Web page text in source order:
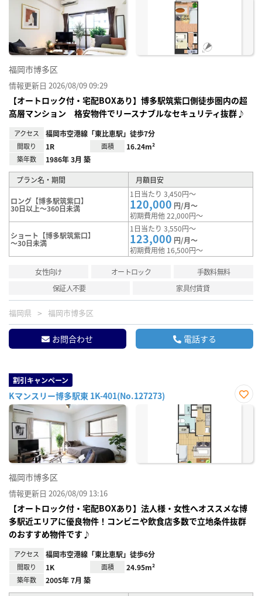
福岡市博多区
情報更新日 2026/08/09 09:29
【オートロック付・宅配BOXあり】博多駅筑紫口側徒歩圏内の超
高層マンション 格安物件でリースナブルなセキュリティ抜群♪
アクセス 福岡市空港線「東比恵駅」徒歩7分
間取り 1R 面積 16.24m²
築年数 1986年 3月 築
プラン名・期間 月額目安
ロング【博多駅筑紫口】
30日以上～360日未満
1日当たり 3,450円～
120,000 円/月～
初期費用他 22,000円～
ショート【博多駅筑紫口】
～30日未満
1日当たり 3,550円～
123,000 円/月～
初期費用他 16,500円～
女性向け オートロック
手数料無料
保証人不要
家具付賃貸
福岡県 福岡市博多区
お問合わせ 電話する
割引キャンペーン
Kマンスリー博多駅東 1K-401(No.127273)
お気
福岡市博多区
情報更新日 2026/08/09 13:16
【オートロック付・宅配BOXあり】法人様・女性へオススメな博
多駅近エリアに優良物件！コンビニや飲食店多数で立地条件抜群
のおすすめ物件です♪
アクセス 福岡市空港線「東比恵駅」徒歩6分
間取り 1K 面積 24.95m²
築年数 2005年 7月 築